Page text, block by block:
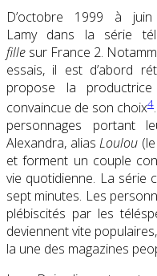
D’octobre 1999 à
Lamy dans la série
fille sur France 2.
essais, il est d’abord
propose la
convaincue de son choix4
personnages portant
Alexandra, aliasLoulou
et forment un couple
vie quotidienne. La série
sept minutes. Les
plébiscités par les
deviennent vite
la une des magazines